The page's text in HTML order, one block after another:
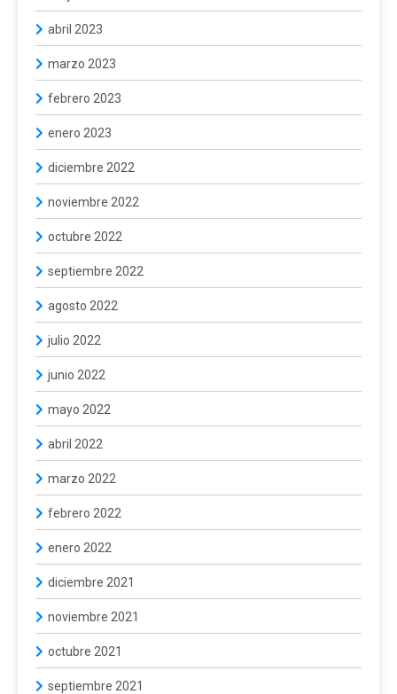
abril 2023
marzo 2023
febrero 2023
enero 2023
diciembre 2022
noviembre 2022
octubre 2022
septiembre 2022
agosto 2022
julio 2022
junio 2022
mayo 2022
abril 2022
marzo 2022
febrero 2022
enero 2022
diciembre 2021
noviembre 2021
octubre 2021
septiembre 2021